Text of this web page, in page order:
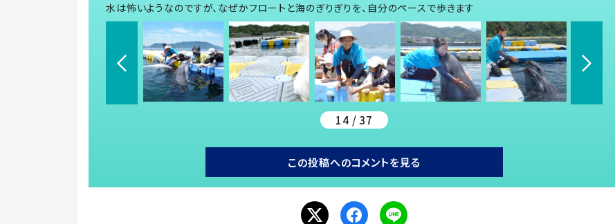
水は怖いようなのですが、なぜかフロートと海のぎりぎりを、自分のペースで歩きます
14 / 37
この投稿へのコメントを見る